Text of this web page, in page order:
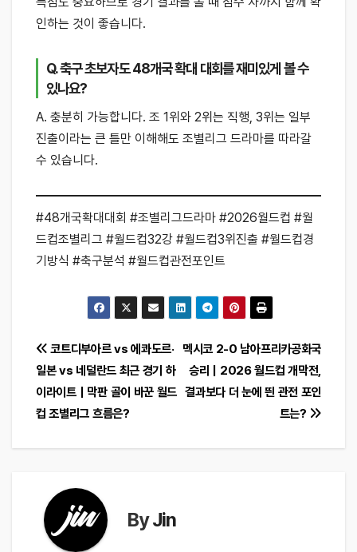
인하는 것이 좋습니다.
Q. 축구 초보자도 48개국 확대 대회를 재미있게 볼 수
있나요?
A. 충분히 가능합니다. 조 1위와 2위는 직행, 3위는 일부
진출이라는 큰 틀만 이해해도 조별리그 드라마를 따라갈
수 있습니다.
#48개국확대대회 #조별리그드라마 #2026월드컵 #월
드컵조별리그 #월드컵32강 #월드컵3위진출 #월드컵경
기방식 #축구분석 #월드컵관전포인트
글
탐
색
멕시코 2-0 남아프리카공화국
승리｜2026 월드컵 개막전,
결과보다 더 눈에 띈 관전 포인
트는?
코트디부아르 vs 에콰도르·
일본 vs 네덜란드 최근 경기 하
이라이트｜막판 골이 바꾼 월드
컵 조별리그 흐름은?
ByJin